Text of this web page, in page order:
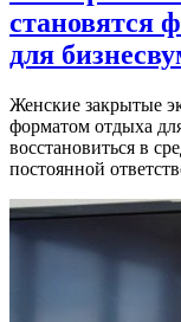
становятся
для
Женские закрытые
форматом отдыха
восстановиться в
постоянной